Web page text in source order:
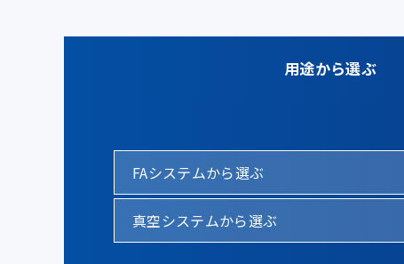
用途から選ぶ
FAシステムから選ぶ
真空システムから選ぶ